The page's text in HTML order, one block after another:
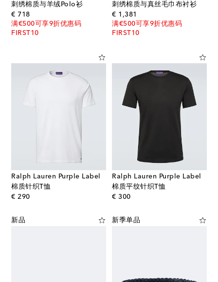
刺绣棉质与羊绒Polo衫
€ 718original price
满€500可享9折优惠码
FIRST10
刺绣棉质与真丝毛巾布衬衫
€ 1,381
满€500可享9折优惠码
FIRST10
Ralph Lauren Purple Label
棉质针织T恤
€ 290original price
Ralph Lauren Purple Label
棉质平纹针织T恤
€ 300original price
新品 新季单品